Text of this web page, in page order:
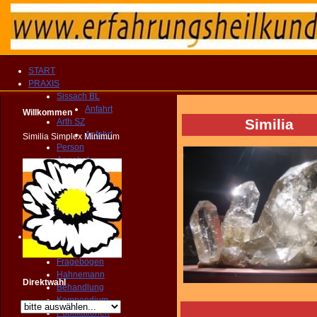
START
PRAXIS
Sissach BL
Anfahrt
Arth SZ
Anfahrt
Person
Angebot
Therapien
Vergütung
Fragebogen
KONTAKT
TERMIN
Homöopathie
PRAXIS
Fragebogen
Hahnemann
Behandlung
Kompendium
Publikationen
Willkommen
Similia Simplex Minimum
Direktwahl
Similia